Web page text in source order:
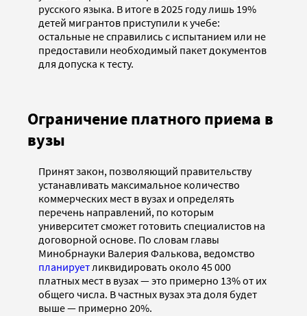
русского языка. В итоге в 2025 году лишь 19%
детей мигрантов приступили к учебе:
остальные не справились с испытанием или не
предоставили необходимый пакет документов
для допуска к тесту.
Ограничение платного приема в
вузы
Принят закон, позволяющий правительству
устанавливать максимальное количество
коммерческих мест в вузах и определять
перечень направлений, по которым
университет сможет готовить специалистов на
договорной основе. По словам главы
Минобрнауки Валерия Фалькова, ведомство
планируетликвидировать около 45 000
платных мест в вузах — это примерно 13% от их
общего числа. В частных вузах эта доля будет
выше — примерно 20%.